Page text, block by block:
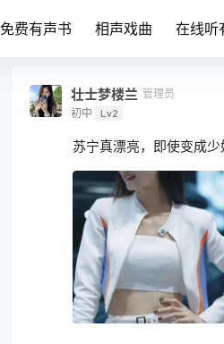
免费有声书 相声戏曲 在线听
壮士梦楼兰 管理员
初中
Lv2
苏宁真漂亮，即使变成少